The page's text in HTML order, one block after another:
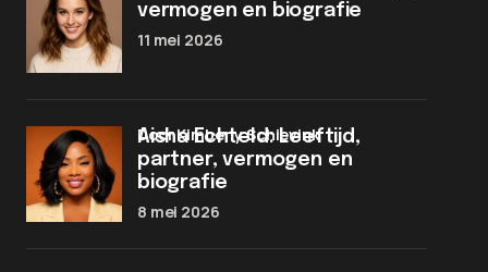
vermogen en biografie
11 mei 2026
Aisha Echteld: Leeftijd,
partner, vermogen en
biografie
door Kimberly Schievink
8 mei 2026